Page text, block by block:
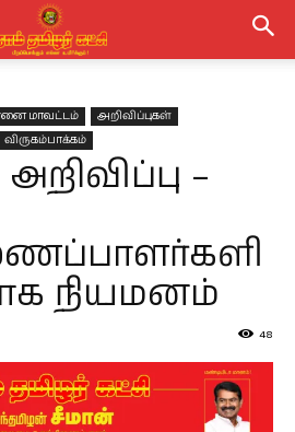
மாவட்டம்
அறிவிப்புகள்
விருகம்பாக்கம்
–
நியமனம்
48